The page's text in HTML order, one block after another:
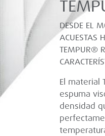
Por
DESDE EL
ACUESTAS
El material
espuma
densidad